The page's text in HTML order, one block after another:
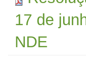
17 de
NDE